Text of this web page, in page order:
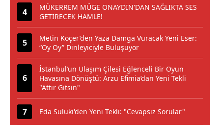
MÜKERREM MÜGE ONAYDIN'DAN SAĞLIKTA SES
GETİRECEK HAMLE!
Metin Koçer’den Yaza Damga Vuracak Yeni Eser:
“Oy Oy” Dinleyiciyle Buluşuyor
İstanbul’un Ulaşım Çilesi Eğlenceli Bir Oyun
Havasına Dönüştü: Arzu Efimia’dan Yeni Tekli
"Attır Gitsin"
Eda Suluki'den Yeni Tekli: "Cevapsız Sorular"